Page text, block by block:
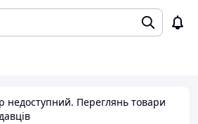
недоступний. Переглянь товари